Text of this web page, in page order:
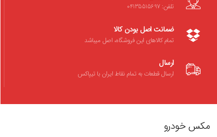
تلفن: 04135515697
ضمانت اصل بودن کالا
تمام کالاهای این فروشگاه، اصل میباشد
ارسال
ارسال قطعات به تمام نقاط ایران با تیپاکس
مکس خودرو